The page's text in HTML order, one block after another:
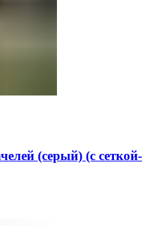
(серый) (с сеткой-